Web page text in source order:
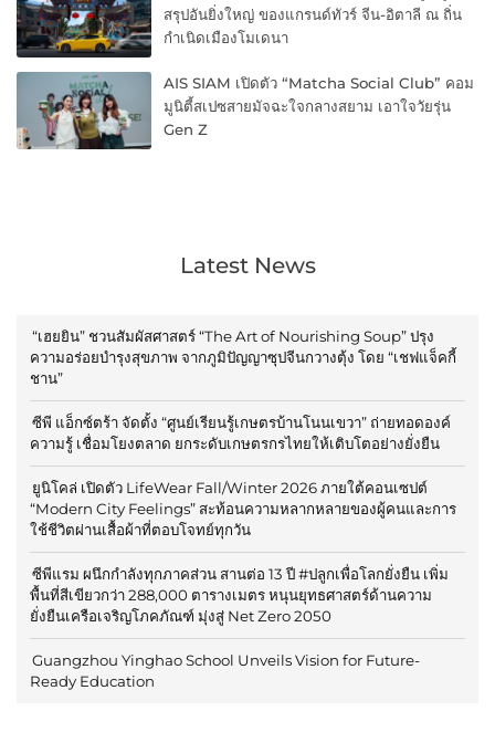
สรุปอันยิ่งใหญ่ ของแกรนด์ทัวร์ จีน-อิตาลี ณ ถิ่น
กำเนิดเมืองโมเดนา
AIS SIAM เปิดตัว “Matcha Social Club” คอม
มูนิตี้สเปซสายมัจฉะใจกลางสยาม เอาใจวัยรุ่น
Gen Z
Latest News
“เฮยยิน” ชวนสัมผัสศาสตร์ “The Art of Nourishing Soup” ปรุง
ความอร่อยบำรุงสุขภาพ จากภูมิปัญญาซุปจีนกวางตุ้ง โดย “เชฟแจ็คกี้
ชาน”
ซีพี แอ็กซ์ตร้า จัดตั้ง “ศูนย์เรียนรู้เกษตรบ้านโนนเขวา” ถ่ายทอดองค์
ความรู้ เชื่อมโยงตลาด ยกระดับเกษตรกรไทยให้เติบโตอย่างยั่งยืน
ยูนิโคล่ เปิดตัว LifeWear Fall/Winter 2026 ภายใต้คอนเซปต์
“Modern City Feelings” สะท้อนความหลากหลายของผู้คนและการ
ใช้ชีวิตผ่านเสื้อผ้าที่ตอบโจทย์ทุกวัน
ซีพีแรม ผนึกกำลังทุกภาคส่วน สานต่อ 13 ปี #ปลูกเพื่อโลกยั่งยืน เพิ่ม
พื้นที่สีเขียวกว่า 288,000 ตารางเมตร หนุนยุทธศาสตร์ด้านความ
ยั่งยืนเครือเจริญโภคภัณฑ์ มุ่งสู่ Net Zero 2050
Guangzhou Yinghao School Unveils Vision for Future-
Ready Education